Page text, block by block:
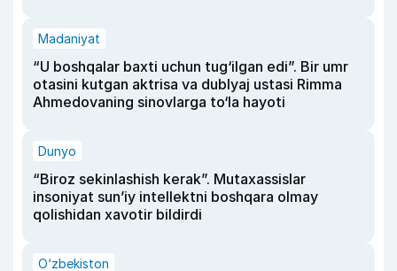
Madaniyat
“U boshqalar baxti uchun tug‘ilgan edi”. Bir umr
otasini kutgan aktrisa va dublyaj ustasi Rimma
Ahmedovaning sinovlarga to‘la hayoti
Dunyo
“Biroz sekinlashish kerak”. Mutaxassislar
insoniyat sun’iy intellektni boshqara olmay
qolishidan xavotir bildirdi
O‘zbekiston